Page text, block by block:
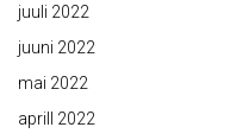
juuli 2022
juuni 2022
mai 2022
aprill 2022